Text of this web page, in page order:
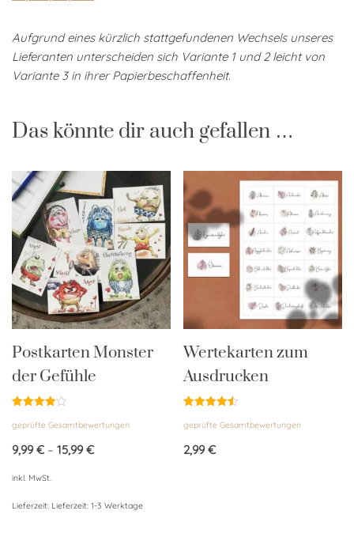
Aufgrund eines kürzlich stattgefundenen Wechsels unseres
Lieferanten unterscheiden sich Variante 1 und 2 leicht von
Variante 3 in ihrer Papierbeschaffenheit.
Das könnte dir auch gefallen …
Postkarten Monster
der Gefühle
mit
von 5
geprüfte Gesamtbewertungen
9,99€ – 15,99€
inkl. MwSt.
Lieferzeit: Lieferzeit: 1-3 Werktage
Wertekarten zum
Ausdrucken
mit
von 5
geprüfte Gesamtbewertungen
2,99€